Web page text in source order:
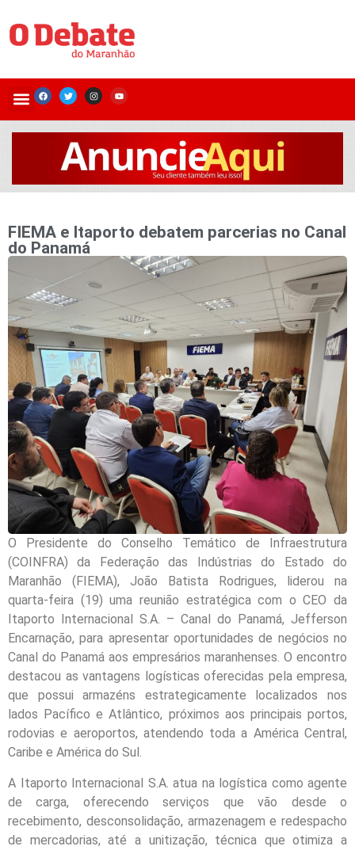
FIEMA e Itaporto debatem parcerias no Canal
do Panamá
O Presidente do Conselho Temático de Infraestrutura
(COINFRA) da Federação das Indústrias do Estado do
Maranhão (FIEMA), João Batista Rodrigues, liderou na
quarta-feira (19) uma reunião estratégica com o CEO da
Itaporto Internacional S.A. – Canal do Panamá, Jefferson
Encarnação, para apresentar oportunidades de negócios no
Canal do Panamá aos empresários maranhenses. O encontro
destacou as vantagens logísticas oferecidas pela empresa,
que possui armazéns estrategicamente localizados nos
lados Pacífico e Atlântico, próximos aos principais portos,
rodovias e aeroportos, atendendo toda a América Central,
Caribe e América do Sul.
A Itaporto Internacional S.A. atua na logística como agente
de carga, oferecendo serviços que vão desde o
recebimento, desconsolidação, armazenagem e redespacho
de mercadorias, até a unitização, técnica que otimiza a